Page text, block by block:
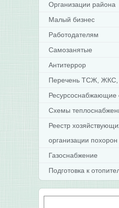
Организации района
Малый бизнес
Работодателям
Самозанятые
Антитеррор
Перечень ТСЖ,
Ресурсоснабжающие
Схемы
Реестр
организации похорон
Газоснабжение
Подготовка к